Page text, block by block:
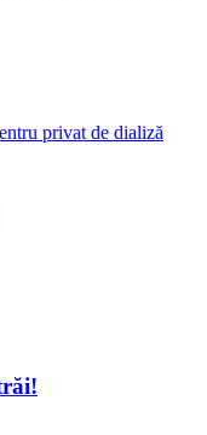
privat de dializă